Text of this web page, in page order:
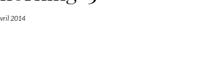
2014